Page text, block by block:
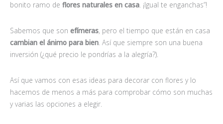
bonito ramo de flores naturales en casa. ¡Igual te enganchas”!
Sabemos que son efímeras, pero el tiempo que están en casa
cambian el ánimo para bien. Así que siempre son una buena
inversión (¿qué precio le pondrías a la alegría?).
Así que vamos con esas ideas para decorar con flores y lo
hacemos de menos a más para comprobar cómo son muchas
y varias las opciones a elegir.